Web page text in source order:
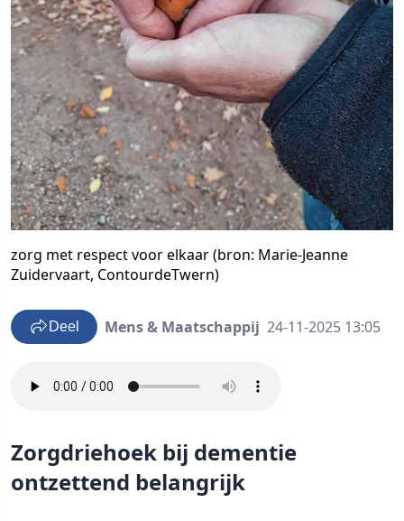
zorg met respect voor elkaar (bron: Marie-Jeanne
Zuidervaart, ContourdeTwern)
Deel Mens & Maatschappij 24-11-2025 13:05
Zorgdriehoek bij dementie
ontzettend belangrijk